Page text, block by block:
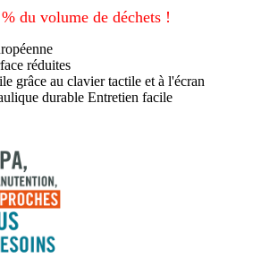
du volume de déchets !
réduites
grâce au clavier tactile et à l'écran
durable Entretien facile